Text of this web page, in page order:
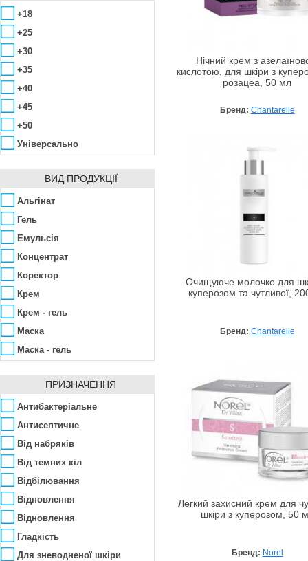
La Grace
LEOREX
Marbert
Med Active
Mesoestetic
Mezomed
Nannic
NanoCode
Naturalissimo
Needly
Norel
Onmacabim
Organique
Pelart Laboratory
PHarmika
Piel Cosmetics
Pro You Professional
Ryor
TETe Cosmeceutical
Wherteimar
Бисаболол
Вітамін C
Вітамін А (Ретинол)
Вітамін Е
Вітамінний комплекс
Гіалуронова кислота
Гінко білоба
Гамамеліс
Гліцерин
Евкаліпт
Екстракт зеленого чаю
Екстракт кінського каштана
Екстракт календули
Екстракт чайного дерева
Екстракти водоростей
Екстракти лікарських
рослин
Еластин
Каолін
Колаген
Масло жожоба
Масло ши
Ментол
Молочна кислота
Омега
Пантенол
Пептиди
Равликовий екстракт
Саліцилова кислота
+18
+25
+30
+35
+40
+45
+50
Універсально
ВИД ПРОДУКЦІЇ
Альгінат
Гель
Емульсія
Концентрат
Коректор
Крем
Крем - гель
Маска
Маска - гель
Молочко
Мус
Патчі
Порошок
Сироватка
Тонік
ПРИЗНАЧЕННЯ
Антибактеріальне
Антисептичне
Від набряків
Від темних кіл
Відбілювання
Відновлення
Відновлення
Гладкість
Для зневодненої шкіри
Нічний крем з
кислотою, для шкіри з
розацеа, 50 мл
Бренд: Chantarelle
Очищуюче молочко для
куперозом та чутливої,
Бренд: Chantarelle
Легкий захисний крем для
шкіри з куперозом, 50
Бренд: Norel